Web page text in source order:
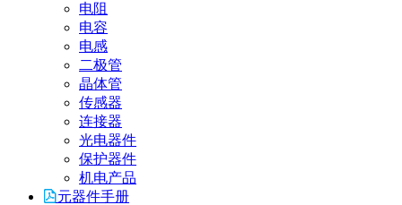
电阻
电容
电感
二极管
晶体管
传感器
连接器
光电器件
保护器件
机电产品
元器件手册